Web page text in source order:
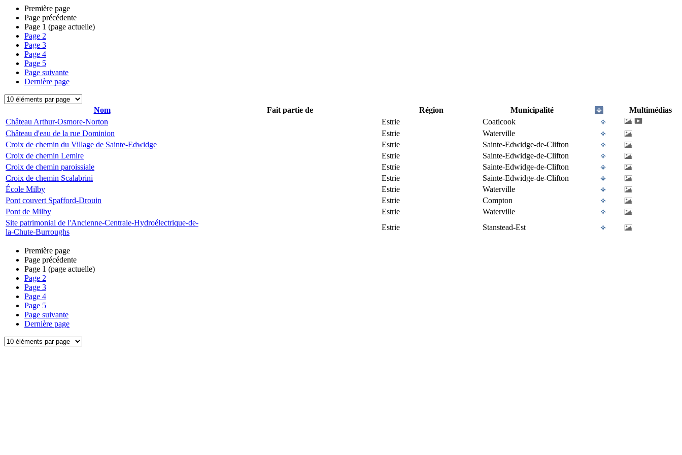
Première page
Page précédente
Page 1 (page actuelle)
Page 2
Page 3
Page 4
Page 5
Page suivante
Dernière page
Nom Fait partie de Région Municipalité
Multimédias
Château Arthur-Osmore-Norton
Estrie
Coaticook
Château d'eau de la rue Dominion
Estrie
Waterville
Croix de chemin du Village de Sainte-Edwidge
Estrie
Sainte-Edwidge-de-Clifton
Croix de chemin Lemire
Estrie
Sainte-Edwidge-de-Clifton
Croix de chemin paroissiale
Estrie
Sainte-Edwidge-de-Clifton
Croix de chemin Scalabrini
Estrie
Sainte-Edwidge-de-Clifton
École Milby
Estrie
Waterville
Pont couvert Spafford-Drouin
Estrie
Compton
Pont de Milby
Estrie
Waterville
Site patrimonial de l'Ancienne-Centrale-Hydroélectrique-de-
la-Chute-Burroughs
Estrie Stanstead-Est
Première page
Page précédente
Page 1 (page actuelle)
Page 2
Page 3
Page 4
Page 5
Page suivante
Dernière page